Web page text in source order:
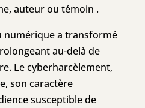
auteur ou témoin .
numérique a transformé
au-delà de
Le cyberharcèlement,
son caractère
susceptible de